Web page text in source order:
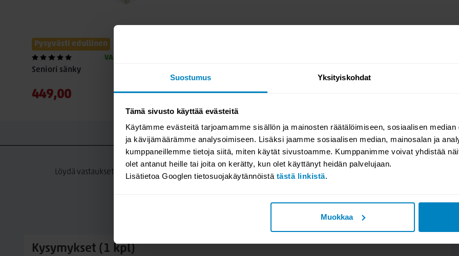
Suostumus Yksityiskohdat
Tämä sivusto käyttää evästeitä
Käytämme evästeitä tarjoamamme sisällön ja mainosten räätälöimiseen, sosiaalisen
ja kävijämäärämme analysoimiseen. Lisäksi jaamme sosiaalisen median, mainosalan ja
kumppaneillemme tietoja siitä, miten käytät sivustoamme. Kumppanimme voivat yhdistää
olet antanut heille tai joita on kerätty, kun olet käyttänyt heidän palvelujaan.
Lisätietoa Googlen tietosuojakäytännöistä tästä linkistä.
Muokkaa
Pysyvästi edullinen
VARASTOSSA
Seniori sänky
449,00 299,00
KYSYMYKSET /
Löydä vastaukset tuotteeseen liittyviin kysymyksiin tai jätä kysymyksesi, niin vastaamme. Katso millaisia
Kysymykset (1 kpl)